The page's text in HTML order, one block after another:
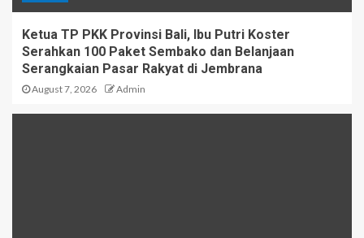
Ketua TP PKK Provinsi Bali, Ibu Putri Koster
Serahkan 100 Paket Sembako dan Belanjaan
Serangkaian Pasar Rakyat di Jembrana
August 7, 2026 Admin